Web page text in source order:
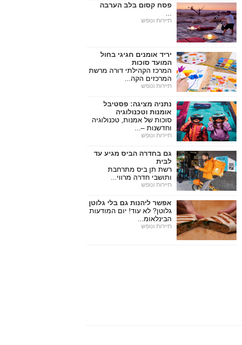
פסח קסום בלב הערבה
תיירות ונופש
יריד אומנים חגיגי בחול
המועד סוכות
המרכז הקהילתי דורה מרשת
המרכזים הקה...
תיירות ונופש
נתניה מציגה: פסטיבל
אומנות וטכנולוגיה
סוכות של אמנות, טכנולוגיה
וחדשנות –...
תיירות ונופש
גם בחדרה הביס מגיע עד
לבית
רשת תן ביס מתרחבת
ותושבי חדרה מרווי...
תיירות ונופש
אפשר ליהנות גם בלי גלוטן
גלוטן? לא עוד! יום המודעות
הבינלאומ...
תיירות ונופש